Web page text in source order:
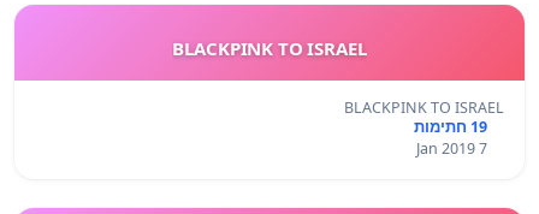
BLACKPINK TO ISRAEL
BLACKPINK TO ISRAEL
19 חתימות
7 Jan 2019